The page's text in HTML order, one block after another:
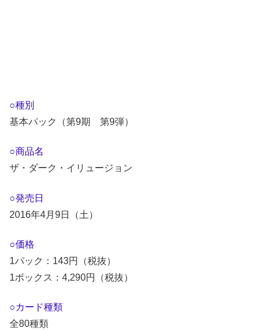
○種別
基本パック（第9期 第9弾）
○商品名
ザ・ダーク・イリュージョン
○発売日
2016年4月9日（土）
○価格
1パック：143円（税抜）
1ボックス：4,290円（税抜）
○カード種類
全80種類